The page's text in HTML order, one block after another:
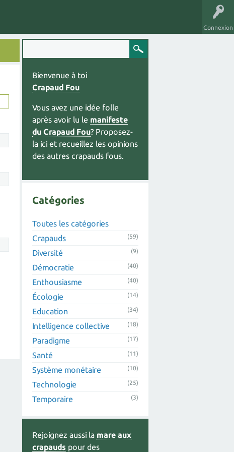
Connexion
Bienvenue à toi
Crapaud Fou
Vous avez une idée folle
après avoir lu le manifeste
du Crapaud Fou? Proposez-
la ici et recueillez les opinions
des autres crapauds fous.
Catégories
Toutes les catégories
Crapauds
(59)
Diversité (9)
Démocratie (40)
Enthousiasme (40)
Écologie (14)
Education (34)
Intelligence collective (18)
Paradigme (17)
Santé (11)
Système monétaire (10)
Technologie (25)
Temporaire (3)
Rejoignez aussi la mare aux
crapauds pour des